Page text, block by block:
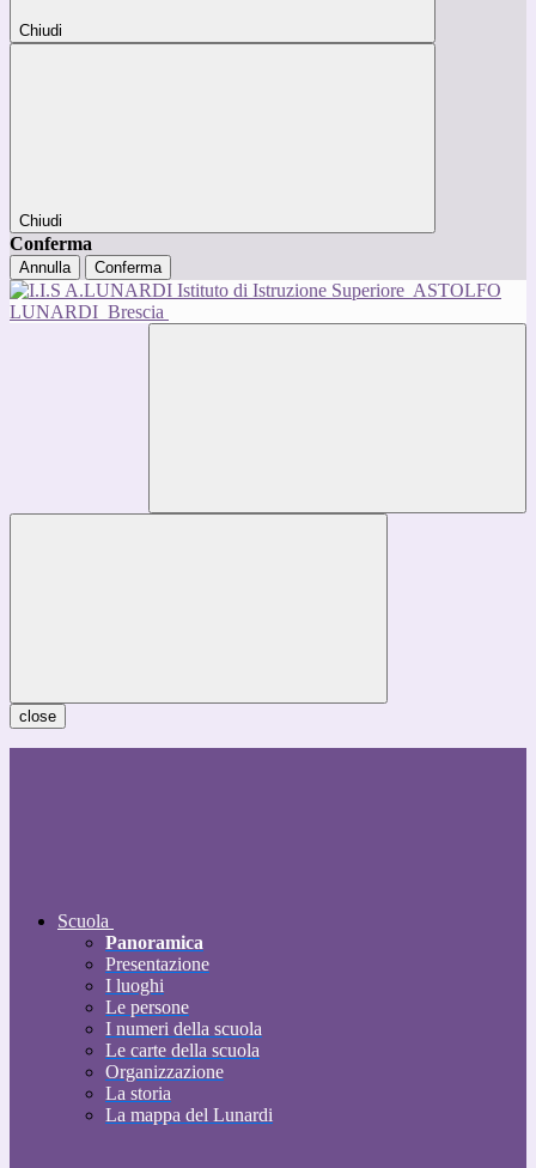
Chiudi
Chiudi
Conferma
Annulla Conferma
Istituto di Istruzione Superiore ASTOLFO
LUNARDI Brescia
close
Scuola
Panoramica
Presentazione
I luoghi
Le persone
I numeri della scuola
Le carte della scuola
Organizzazione
La storia
La mappa del Lunardi